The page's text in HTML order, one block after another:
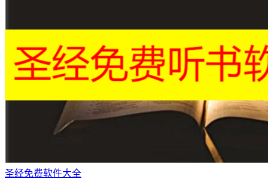
圣经免费软件大全